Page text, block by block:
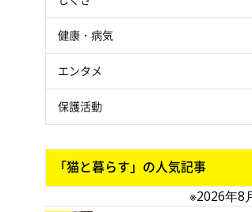
健康・病気
エンタメ
保護活動
「猫と暮らす」の人気記事
※2026年8